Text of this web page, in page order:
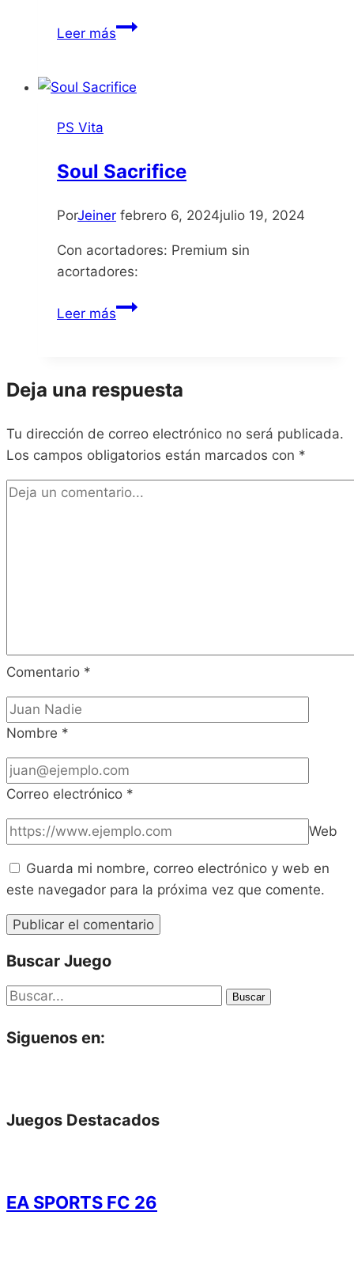
Leer másMinecraft
Edition
PS Vita
Soul Sacrifice
PorJeiner febrero 6, 2024julio 19, 2024
Con acortadores: Premium sin
acortadores:
Leer másSoul
Deja una respuesta
Tu dirección de correo electrónico no será publicada.
Los campos obligatorios están marcados con *
Comentario *
Nombre *
Correo electrónico *
Web
Guarda mi nombre, correo electrónico y web en
este navegador para la próxima vez que comente.
Buscar Juego
Buscar
Siguenos en:
Juegos Destacados
EA SPORTS FC 26